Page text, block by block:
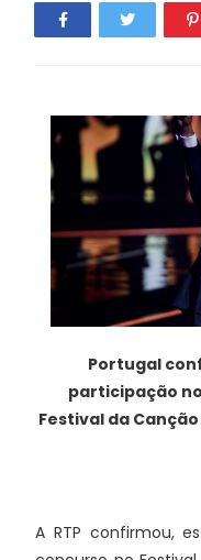
Portugal
participação
Festival da
A RTP confirmou,